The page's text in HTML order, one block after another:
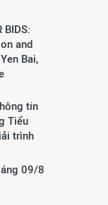
BIDS:
and
Bai,
tin
Tiểu
trình
09/8